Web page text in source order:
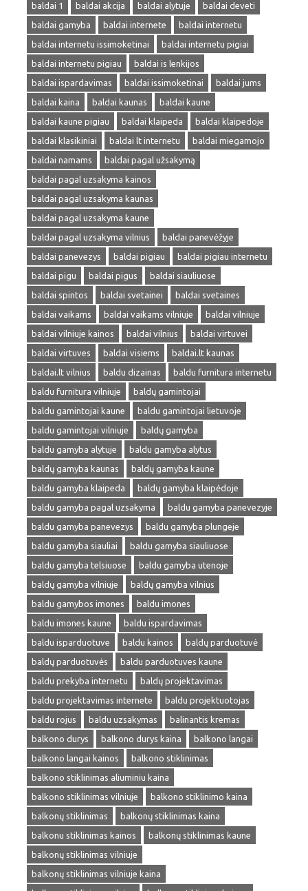
baldai 1
baldai akcija baldai alytuje
baldai deveti
baldai gamyba
baldai internete
baldai internetu
baldai internetu issimoketinai
baldai internetu pigiai
baldai internetu pigiau
baldai is lenkijos
baldai ispardavimas
baldai issimoketinai
baldai jums
baldai kaina
baldai kaunas
baldai kaune
baldai kaune pigiau
baldai klaipeda
baldai klaipedoje
baldai klasikiniai
baldai lt internetu
baldai miegamojo
baldai namams
baldai pagal užsakymą
baldai pagal uzsakyma kainos
baldai pagal uzsakyma kaunas
baldai pagal uzsakyma kaune
baldai pagal uzsakyma vilnius
baldai panevėžyje
baldai panevezys
baldai pigiau
baldai pigiau internetu
baldai pigu
baldai pigus
baldai siauliuose
baldai spintos
baldai svetainei
baldai svetaines
baldai vaikams
baldai vaikams vilniuje
baldai vilniuje
baldai vilniuje kainos
baldai vilnius
baldai virtuvei
baldai virtuves
baldai visiems
baldai.lt kaunas
baldai.lt vilnius
baldu dizainas
baldu furnitura internetu
baldu furnitura vilniuje
baldų gamintojai
baldu gamintojai kaune
baldu gamintojai lietuvoje
baldu gamintojai vilniuje
baldų gamyba
baldu gamyba alytuje
baldu gamyba alytus
baldų gamyba kaunas
baldų gamyba kaune
baldu gamyba klaipeda
baldų gamyba klaipėdoje
baldu gamyba pagal uzsakyma
baldu gamyba panevezyje
baldu gamyba panevezys
baldu gamyba plungeje
baldu gamyba siauliai
baldu gamyba siauliuose
baldu gamyba telsiuose
baldu gamyba utenoje
baldų gamyba vilniuje
baldų gamyba vilnius
baldu gamybos imones
baldu imones
baldu imones kaune
baldu ispardavimas
baldu isparduotuve
baldu kainos
baldų parduotuvė
baldų parduotuvės
baldu parduotuves kaune
baldu prekyba internetu
baldų projektavimas
baldu projektavimas internete
baldu projektuotojas
baldu rojus
baldu uzsakymas
balinantis kremas
balkono durys
balkono durys kaina
balkono langai
balkono langai kainos
balkono stiklinimas
balkono stiklinimas aliuminiu kaina
balkono stiklinimas vilniuje
balkono stiklinimo kaina
balkonų stiklinimas
balkonų stiklinimas kaina
balkonu stiklinimas kainos
balkonų stiklinimas kaune
balkonų stiklinimas vilniuje
balkonų stiklinimas vilniuje kaina